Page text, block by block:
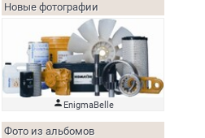
Новые фотографии
 EnigmaBelle
Фото из альбомов